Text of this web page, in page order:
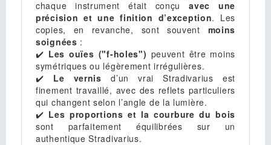
chaque instrument était conçuavec une
précision et une finition d’exception. Les
copies, en revanche, sont souvent moins
soignées :
✔️ Les ouïes ("f-holes") peuvent être moins
symétriques ou légèrement irrégulières.
✔️ Le vernis d’un vrai Stradivarius est
finement travaillé, avec des reflets particuliers
qui changent selon l’angle de la lumière.
✔️ Les proportions et la courbure du bois
sont parfaitement équilibrées sur un
authentique Stradivarius.